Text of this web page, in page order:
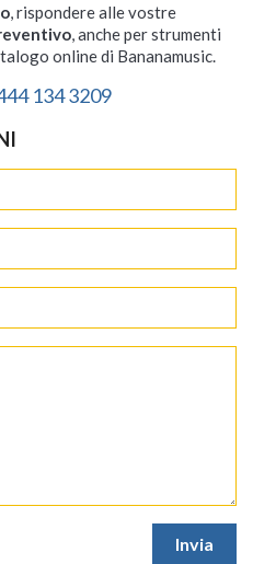
, rispondere alle vostre
, anche per strumenti
online di Bananamusic.
134 3209